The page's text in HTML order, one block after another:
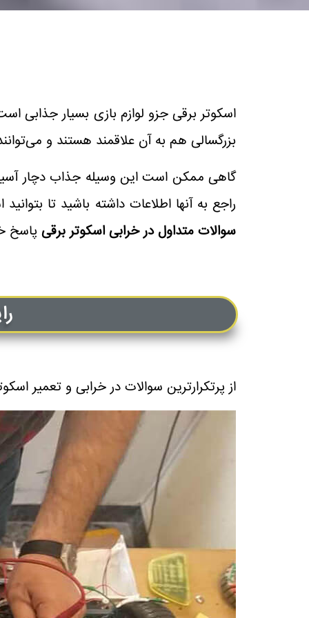
اسکوتر برقی جزو لوازم بازی بسیار جذابی
بزرگسالی هم به آن علاقمند هستند و
گاهی ممکن است این وسیله جذاب دچار
راجع به آنها اطلاعات داشته باشید تا
سوالات متداول در خرابی اسکوتر برقی پاسخ
از پرتکرارترین سوالات در خرابی و تعمیر